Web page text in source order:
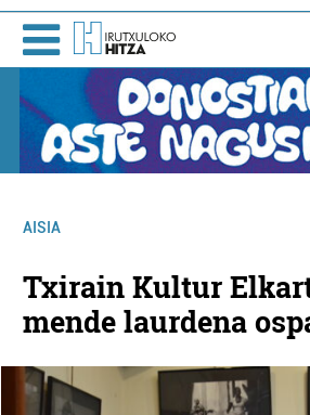
AISIA
Txirain Kultur
mende laurdena